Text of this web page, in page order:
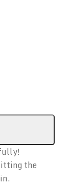
the